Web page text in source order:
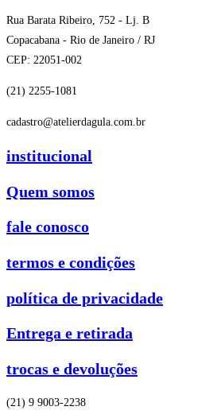
Rua Barata Ribeiro, 752 - Lj. B
Copacabana - Rio de Janeiro / RJ
CEP: 22051-002
(21) 2255-1081
cadastro@atelierdagula.com.br
institucional
Quem somos
fale conosco
termos e condições
política de privacidade
Entrega e retirada
trocas e devoluções
(21) 9 9003-2238